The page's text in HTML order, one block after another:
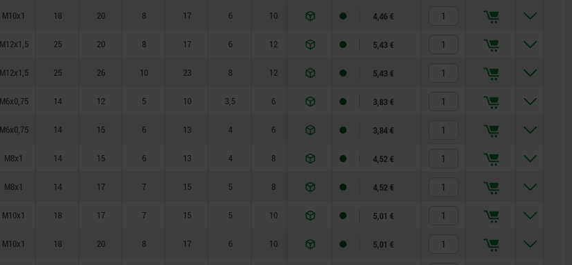
M10x1 18 20 8 17 6 10 17 4,46 €
M12x1,5 25 20 8 17 6 12 19 5,43 €
M12x1,5 25 26 10 23 8 12 19 5,43 €
M6x0,75 14 12 5 10 3,5 6 10 3,83 €
M6x0,75 14 15 6 13 4 6 10 3,84 €
M8x1 14 15 6 13 4 8 13 4,52 €
M8x1 14 17 7 15 5 8 13 4,52 €
M10x1 18 17 7 15 5 10 17 5,01 €
M10x1 18 20 8 17 6 10 17 5,01 €